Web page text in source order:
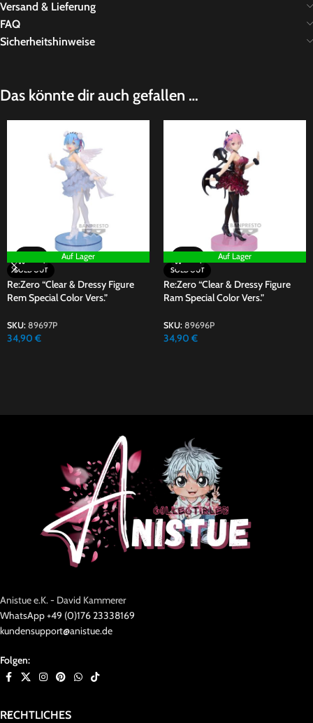
Versand & Lieferung
FAQ
Sicherheitshinweise
Das könnte dir auch gefallen …
Auf Lager
SOLD OUT
Re:Zero “Clear & Dressy Figure
Rem Special Color Vers.”
SKU: 89697P
34,90 €
Auf Lager
SOLD OUT
Re:Zero “Clear & Dressy Figure
Ram Special Color Vers.”
SKU: 89696P
34,90 €
Anistue e.K. - David Kammerer
WhatsApp +49 (0)176 23338169
kundensupport@anistue.de
Folgen:
RECHTLICHES